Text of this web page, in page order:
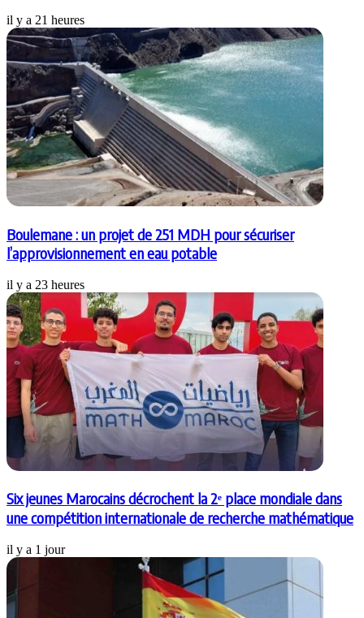
il y a 21 heures
Boulemane : un projet de 251 MDH pour sécuriser
l’approvisionnement en eau potable
il y a 23 heures
Six jeunes Marocains décrochent la 2ᵉ place mondiale dans
une compétition internationale de recherche mathématique
il y a 1 jour